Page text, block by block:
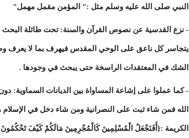
النبي صلى الله عليه وسلم مثل :" المؤمن مقمل مهمل"
- نزع القدسية عن نصوص القرآن والسنة: تحت طائلة البحث
يتجاسر كل ناعق على الوحي المقدس فيهرف بما لا يعرف
الشك في المعتقدات الراسخة حتى يبحث في وجودها .
- كما عملوا على إشاعة المساواة بين الديانات السماوية:
الله فمن شاء ثبت على النصرانية ومن شاء دخل في الإسلام
الكريمة :{أَفَنَجْعَلُ الْمُسْلِمِينَ كَالْمُجْرِمِينَ مَالَكُمْ كَيْفَ تَحْكُمُونَ}